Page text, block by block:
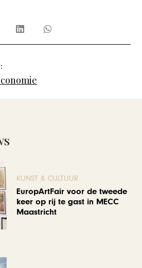
KUNST & CULTUUR
EuropArtFair voor de tweede
keer op rij te gast in MECC
Maastricht